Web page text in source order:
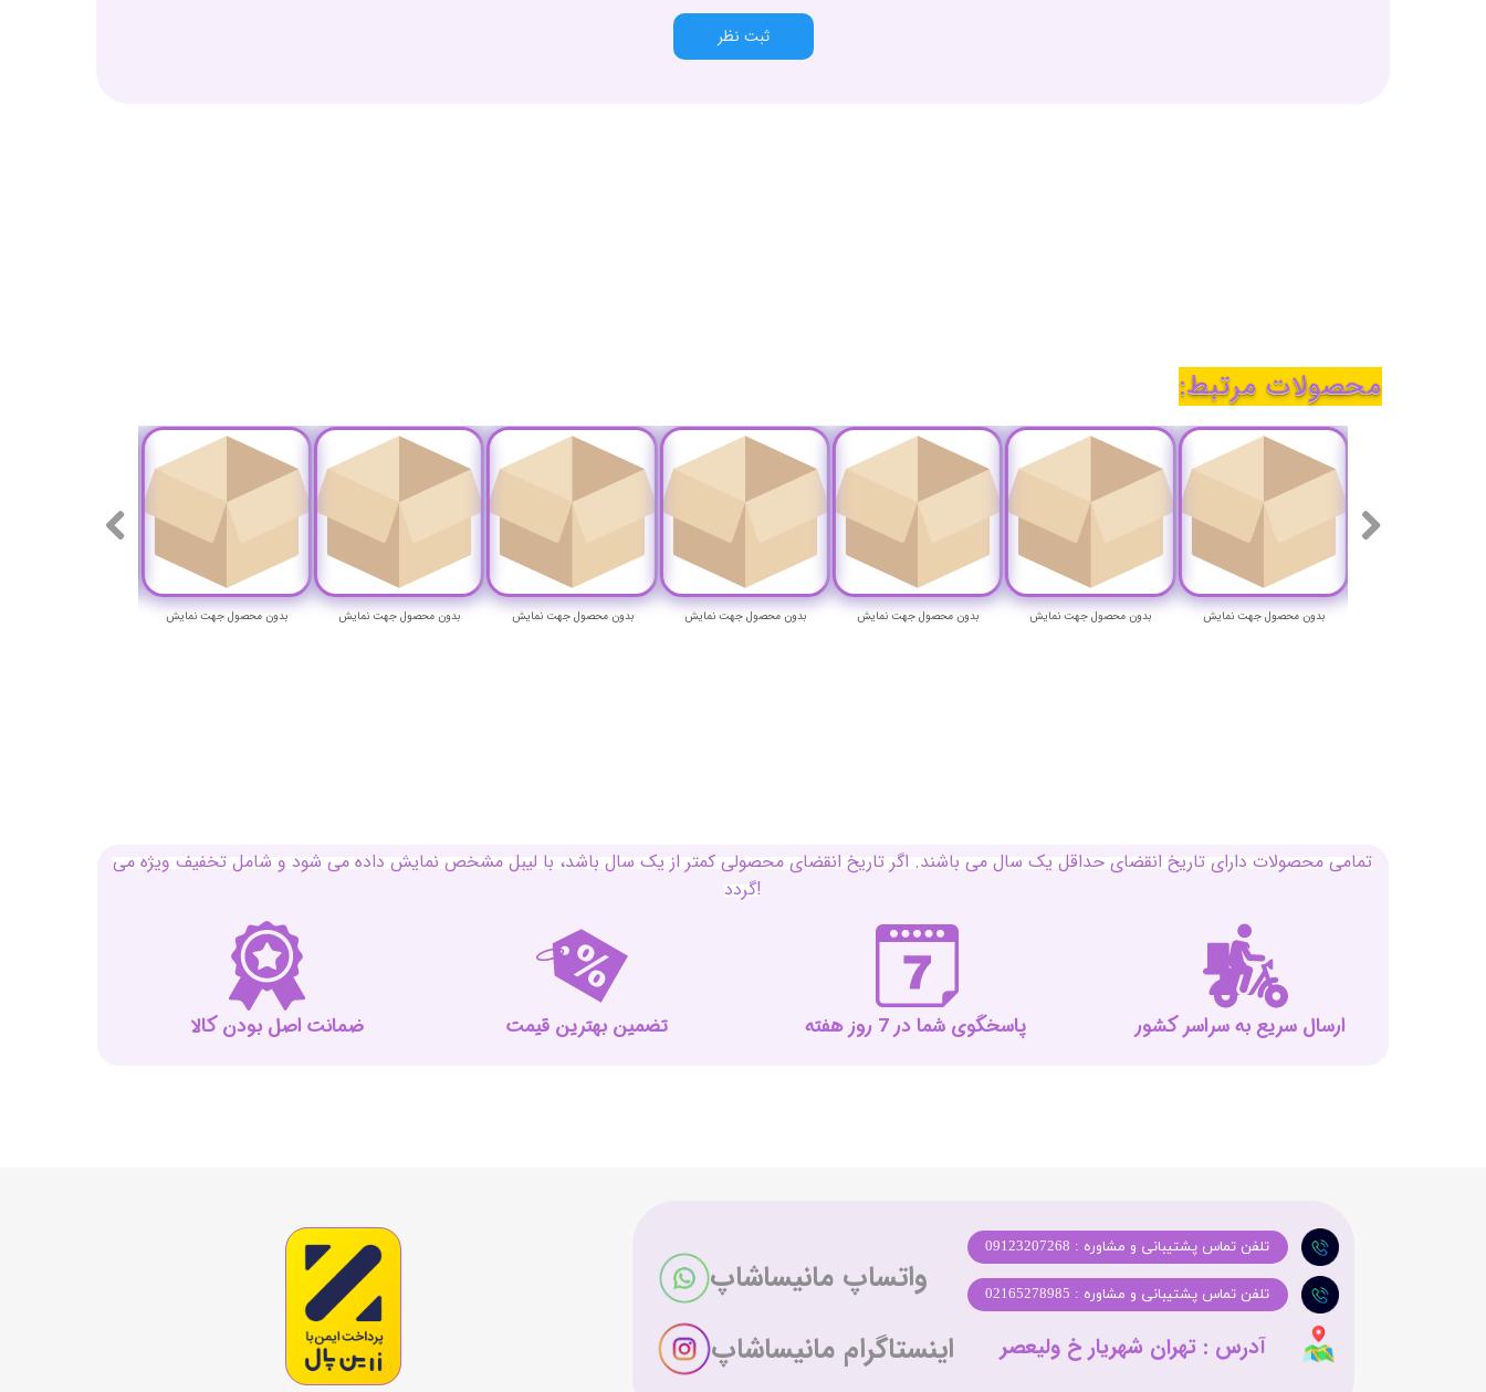
ثبت نظر
بدون محصول جهت نمایش بدون محصول جهت نمایش بدون محصول جهت نمایش بدون محصول جهت نمایش بدون محصول جهت نمایش بدون محصول جهت نمایش بدون محصول جهت نمایش
محصولات مرتبط:
تمامی محصولات دارای تاریخ انقضای حداقل یک سال می باشند. اگر تاریخ انقضای محصولی کمتر از یک سال باشد، با لیبل مشخص نمایش داده می شود و شامل تخفیف ویژه می
گردد!
ضمانت اصل بودن کالا تضمین بهترین قیمت پاسخگوی شما در 7 روز هفته ارسال سریع به سراسر کشور
تلفن تماس پشتیبانی و مشاوره : 09123207268
تلفن تماس پشتیبانی و مشاوره : 02165278985
واتساپ مانیساشاپ
اینستاگرام مانیساشاپ